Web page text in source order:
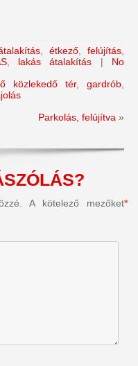
étkező felújítás
, lakás átalakítás | No
közlekedő tér,gardrób
Parkolás, felújítva »
A kötelező mezőket*